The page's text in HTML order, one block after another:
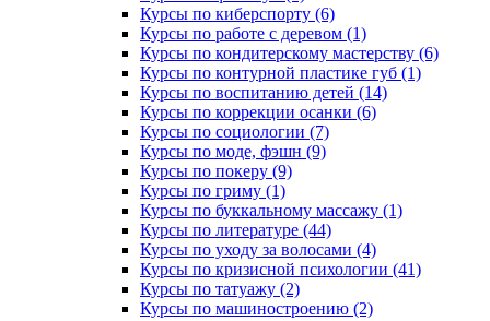
Курсы по киберспорту (6)
Курсы по работе с деревом (1)
Курсы по кондитерскому мастерству (6)
Курсы по контурной пластике губ (1)
Курсы по воспитанию детей (14)
Курсы по коррекции осанки (6)
Курсы по социологии (7)
Курсы по моде, фэшн (9)
Курсы по покеру (9)
Курсы по гриму (1)
Курсы по буккальному массажу (1)
Курсы по литературе (44)
Курсы по уходу за волосами (4)
Курсы по кризисной психологии (41)
Курсы по татуажу (2)
Курсы по машиностроению (2)